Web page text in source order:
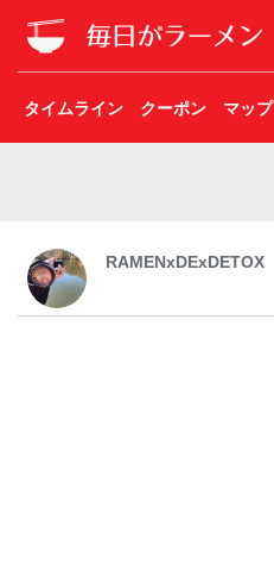
タイムライン クーポン マップ
RAMENxDExDETOX